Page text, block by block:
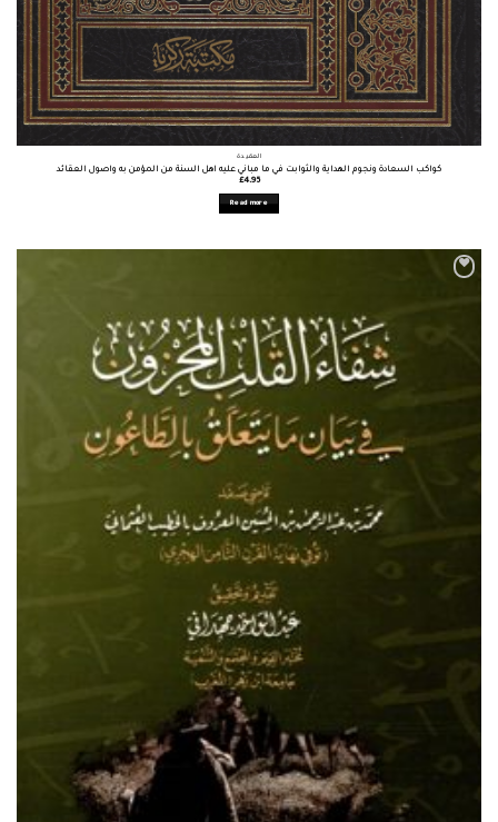
العقيدة
كواكب السعادة ونجوم الهداية والثوابت في ما مباني عليه اهل السنة من المؤمن به واصول العقائد
£4.95
Read more